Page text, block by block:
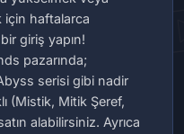
için haftalarca
giriş yapın!
pazarında;
serisi gibi nadir
(Mistik, Mitik Şeref,
alabilirsiniz. Ayrıca